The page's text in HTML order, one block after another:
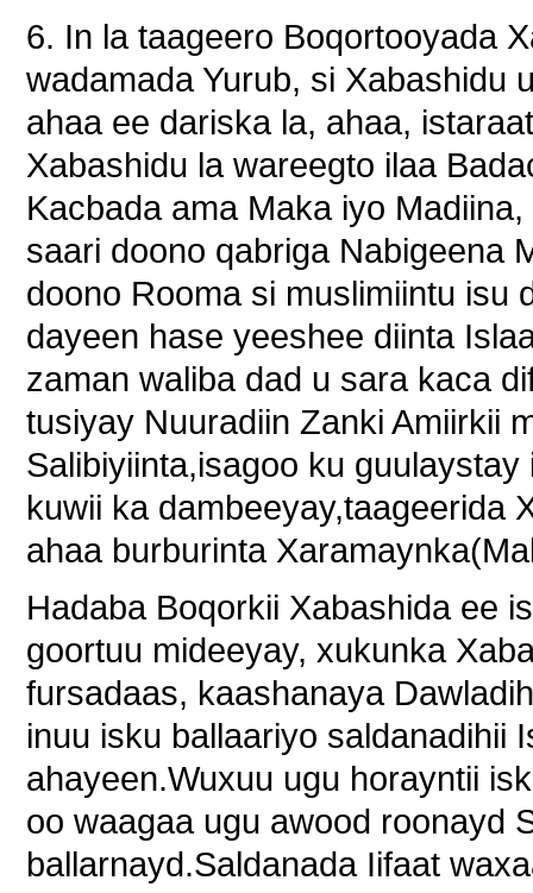
6. In la taageero Boqortooyada
wadamada Yurub, si Xabashidu
ahaa ee dariska la, ahaa,
Xabashidu la wareegto ilaa
Kacbada ama Maka iyo
saari doono qabriga Nabigeena
doono Rooma si muslimiintu isu
dayeen hase yeeshee diinta
zaman waliba dad u sara kaca
tusiyay Nuuradiin Zanki Amiirkii
Salibiyiinta,isagoo ku
kuwii ka dambeeyay,taageerida
ahaa burburinta
Hadaba Boqorkii Xabashida ee
goortuu mideeyay, xukunka
fursadaas, kaashanaya
inuu isku ballaariyo saldanadihii
ahayeen.Wuxuu ugu horayntii
oo waagaa ugu awood roonayd
ballarnayd.Saldanada Iifaat